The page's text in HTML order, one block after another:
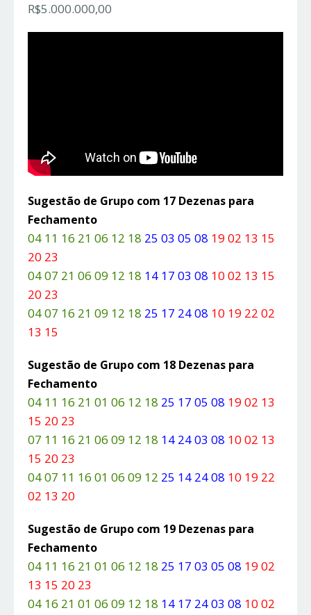
R$5.000.000,00
Sugestão de Grupo com 17 Dezenas para
Fechamento
04 11 16 21 06 12 18 25 03 05 08 19 02 13 15
20 23
04 07 21 06 09 12 18 14 17 03 08 10 02 13 15
20 23
04 07 16 21 09 12 18 25 17 24 08 10 19 22 02
13 15
Sugestão de Grupo com 18 Dezenas para
Fechamento
04 11 16 21 01 06 12 18 25 17 05 08 19 02 13
15 20 23
07 11 16 21 06 09 12 18 14 24 03 08 10 02 13
15 20 23
04 07 11 16 01 06 09 12 25 14 24 08 10 19 22
02 13 20
Sugestão de Grupo com 19 Dezenas para
Fechamento
04 11 16 21 01 06 12 18 25 17 03 05 08 19 02
13 15 20 23
04 16 21 01 06 09 12 18 14 17 24 03 08 10 02